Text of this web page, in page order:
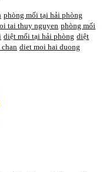
phòng mối tại hải phòng
tai thuy nguyen phòng mối
diệt mối tại hải phòng diệt
diet moi hai duong